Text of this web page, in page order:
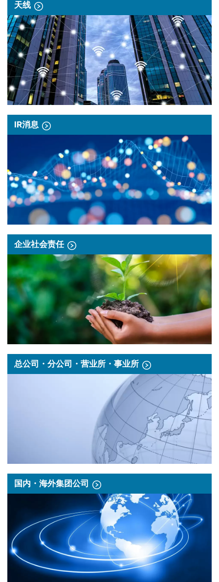
天线
IR消息
企业社会责任
总公司・分公司・营业所・事业所
国内・海外集团公司